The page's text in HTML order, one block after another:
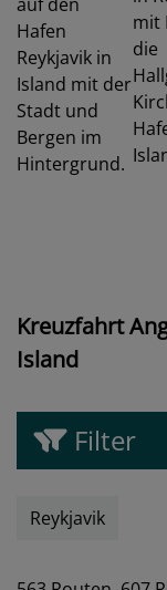
Kreuzfahrt
Island
Filter
Reykjavik